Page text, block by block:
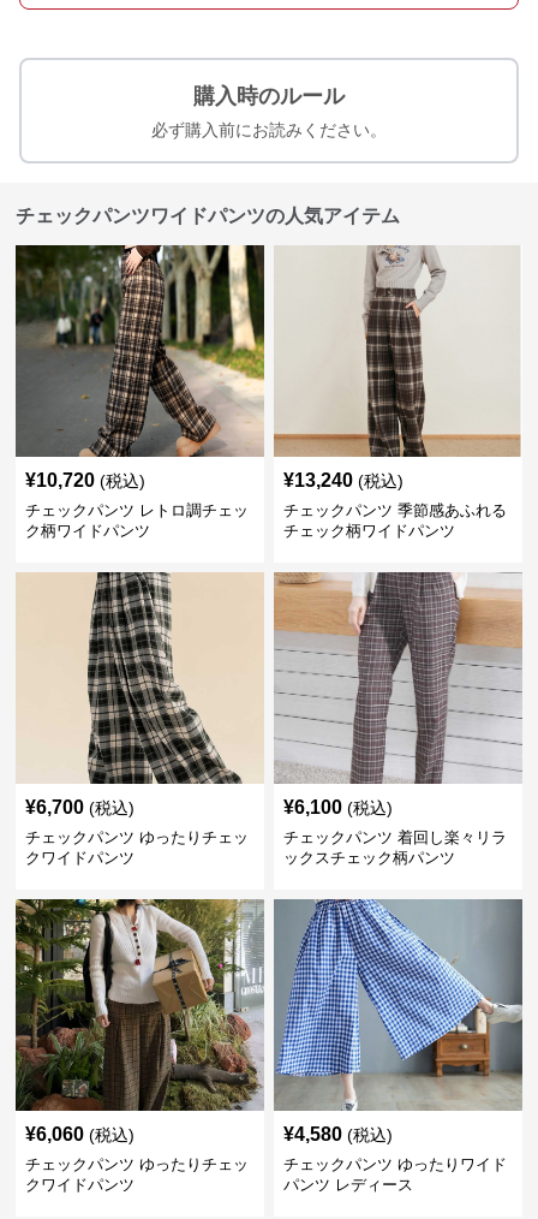
購入時のルール
必ず購入前にお読みください。
チェックパンツワイドパンツの人気アイテム
¥10,720 (税込)
チェックパンツ レトロ調チェッ
ク柄ワイドパンツ
¥13,240 (税込)
チェックパンツ 季節感あふれる
チェック柄ワイドパンツ
¥6,700 (税込)
チェックパンツ ゆったりチェッ
クワイドパンツ
¥6,100 (税込)
チェックパンツ 着回し楽々リラ
ックスチェック柄パンツ
¥6,060 (税込)
チェックパンツ ゆったりチェッ
クワイドパンツ
¥4,580 (税込)
チェックパンツ ゆったりワイド
パンツ レディース